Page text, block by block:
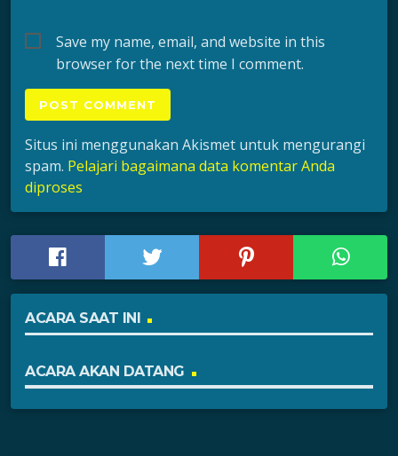
Save my name, email, and website in this
browser for the next time I comment.
Situs ini menggunakan Akismet untuk mengurangi
spam. Pelajari bagaimana data komentar Anda
diproses
ACARA SAAT INI
ACARA AKAN DATANG